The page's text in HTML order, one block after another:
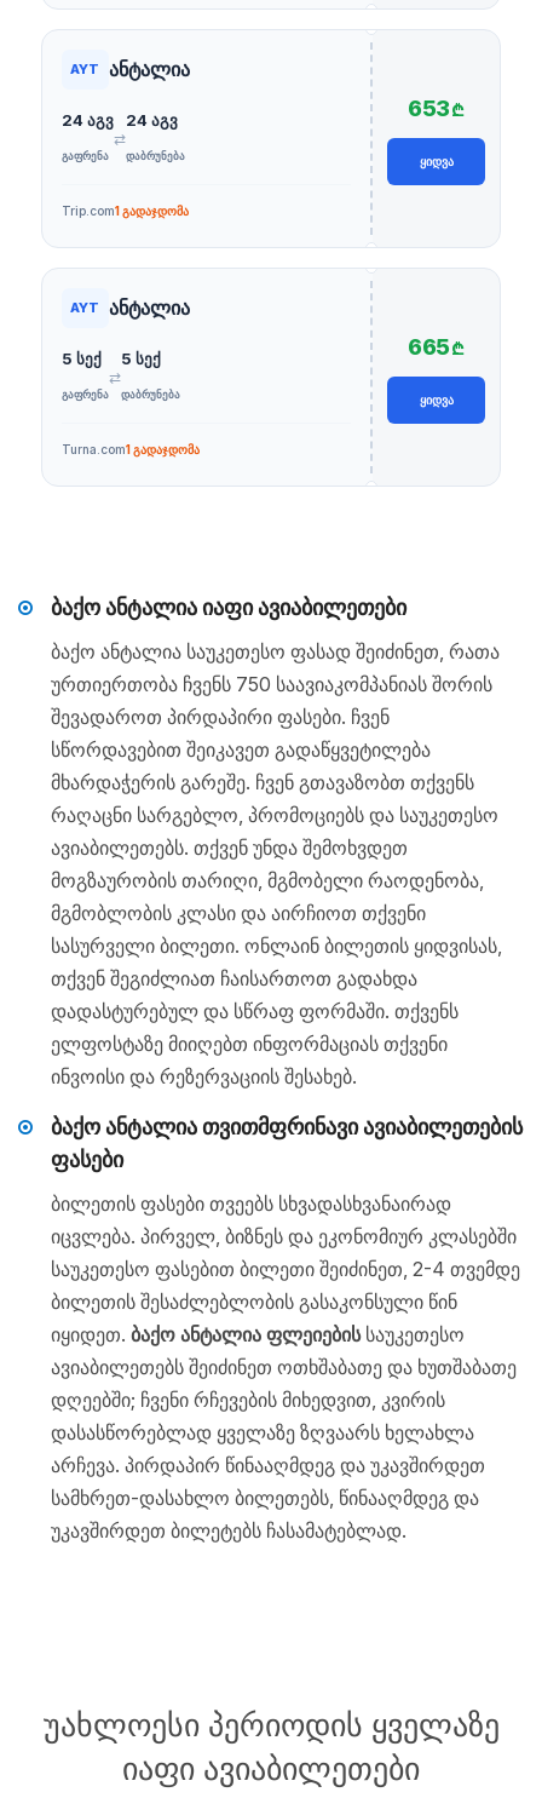
AYT ანტალია
24 აგვ
ᲒᲐᲤᲠᲔᲜᲐ
⇄
24 აგვ
ᲓᲐᲑᲠᲣᲜᲔᲑᲐ
Trip.com1 გადაჯდომა
653₾
ᲧᲘᲓᲕᲐ
AYT ანტალია
5 სექ
ᲒᲐᲤᲠᲔᲜᲐ
⇄
5 სექ
ᲓᲐᲑᲠᲣᲜᲔᲑᲐ
Turna.com1 გადაჯდომა
665₾
ᲧᲘᲓᲕᲐ
ბაქო ანტალია იაფი ავიაბილეთები
ბაქო ანტალია საუკეთესო ფასად შეიძინეთ, რათა
ურთიერთობა ჩვენს 750 საავიაკომპანიას შორის
შევადაროთ პირდაპირი ფასები. ჩვენ
სწორდავებით შეიკავეთ გადაწყვეტილება
მხარდაჭერის გარეშე. ჩვენ გთავაზობთ თქვენს
რაღაცნი სარგებლო, პრომოციებს და საუკეთესო
ავიაბილეთებს. თქვენ უნდა შემოხვდეთ
მოგზაურობის თარიღი, მგმობელი რაოდენობა,
მგმობლობის კლასი და აირჩიოთ თქვენი
სასურველი ბილეთი. ონლაინ ბილეთის ყიდვისას,
თქვენ შეგიძლიათ ჩაისართოთ გადახდა
დადასტურებულ და სწრაფ ფორმაში. თქვენს
ელფოსტაზე მიიღებთ ინფორმაციას თქვენი
ინვოისი და რეზერვაციის შესახებ.
ბაქო ანტალია თვითმფრინავი ავიაბილეთების
ფასები
ბილეთის ფასები თვეებს სხვადასხვანაირად
იცვლება. პირველ, ბიზნეს და ეკონომიურ კლასებში
საუკეთესო ფასებით ბილეთი შეიძინეთ, 2-4 თვემდე
ბილეთის შესაძლებლობის გასაკონსული წინ
იყიდეთ. ბაქო ანტალია ფლეიებისსაუკეთესო
ავიაბილეთებს შეიძინეთ ოთხშაბათე და ხუთშაბათე
დღეებში; ჩვენი რჩევების მიხედვით, კვირის
დასასწორებლად ყველაზე ზღვაარს ხელახლა
არჩევა. პირდაპირ წინააღმდეგ და უკავშირდეთ
სამხრეთ-დასახლო ბილეთებს, წინააღმდეგ და
უკავშირდეთ ბილეტებს ჩასამატებლად.
უახლოესი პერიოდის ყველაზე
იაფი ავიაბილეთები